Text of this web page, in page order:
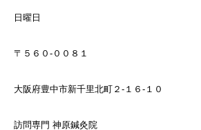
日曜日
〒５６０-００８１
大阪府豊中市新千里北町２-１６-１０
訪問専門 神原鍼灸院